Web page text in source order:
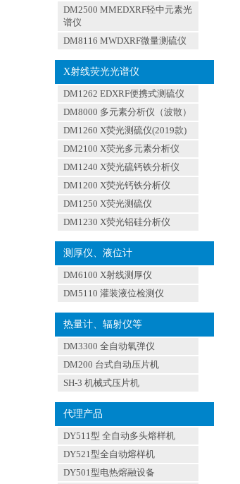
DM2500 MMEDXRF轻中元素光
谱仪
DM8116 MWDXRF微量测硫仪
X射线荧光光谱仪
DM1262 EDXRF便携式测硫仪
DM8000 多元素分析仪（波散）
DM1260 X荧光测硫仪(2019款)
DM2100 X荧光多元素分析仪
DM1240 X荧光硫钙铁分析仪
DM1200 X荧光钙铁分析仪
DM1250 X荧光测硫仪
DM1230 X荧光铝硅分析仪
测厚仪、液位计
DM6100 X射线测厚仪
DM5110 灌装液位检测仪
热量计、辐射仪等
DM3300 全自动氧弹仪
DM200 台式自动压片机
SH-3 机械式压片机
代理产品
DY511型 全自动多头熔样机
DY521型全自动熔样机
DY501型电热熔融设备